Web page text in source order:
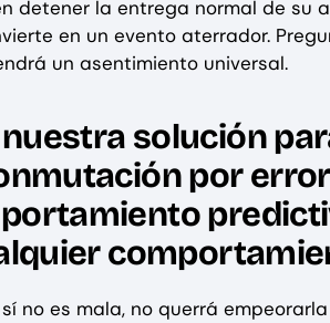
detener la entrega normal de su
en un evento aterrador.
un asentimiento universal.
solución
por
no es mala, no querrá